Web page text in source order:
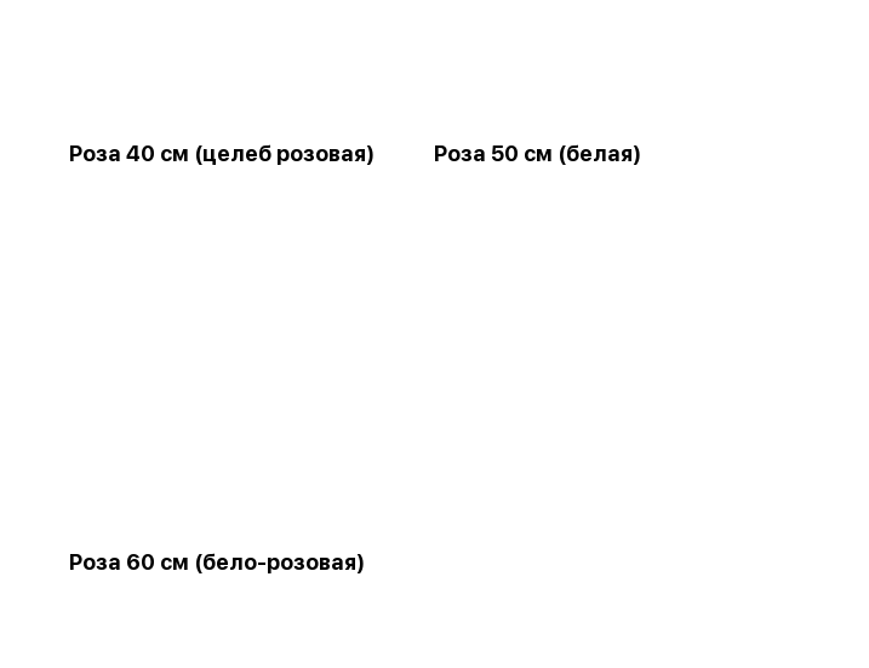
Роза 40 см (целеб розовая) Роза 50 см (белая)
Роза 60 см (бело-розовая)